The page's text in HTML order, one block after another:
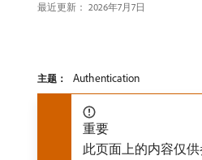
最近更新： 2026年7月7日
主题： Authentication
重要
此页面上的内容仅